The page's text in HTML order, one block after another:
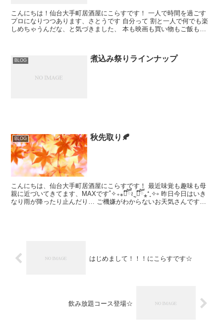
こんにちは！仙台大手町居酒屋にこらすです！ 一人で時間を過ごす
プロになりつつあります、さとうです 自分って 割と一人で何でも楽
しめちゃうんだな、と気づきました、 本も映画も買い物もご飯もカ
BLOG 煮込み祭りラインナップ
BLOG 秋先取り🍂
こんにちは、仙台大手町居酒屋にこらすです！ 最近味覚も趣味も母
親に近づいてきてます、MAXです˚✧₊⁎❝᷀ົཽ≀ˍ̮ ❝᷀ົཽ⁎⁺˳✧༚ 昨日今日はいき
なり雨が降ったり止んだり… ご機嫌がわからないお天気さんですね
はじめまして！！！にこらすです☆
飲み放題コース登場☆